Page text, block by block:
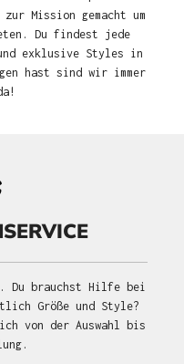
Mission gemacht um
Du findest jede
exklusive Styles in
hast sind wir immer
Du brauchst Hilfe bei
Größe und Style?
von der Auswahl bis